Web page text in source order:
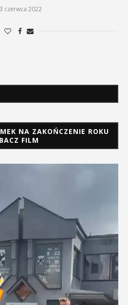
czerwca 2022
NA ZAKOŃCZENIE ROKU
FILM